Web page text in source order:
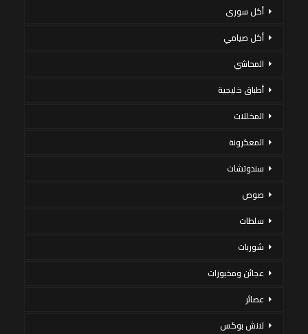
أكل سورى
أكل صيامي
المحاشي
أطباق خليجية
المخللات
المعكرونة
سندوتشات
صوص
سلطات
شوربات
عجائن ومخبوزات
عصائر
لانش بوكس